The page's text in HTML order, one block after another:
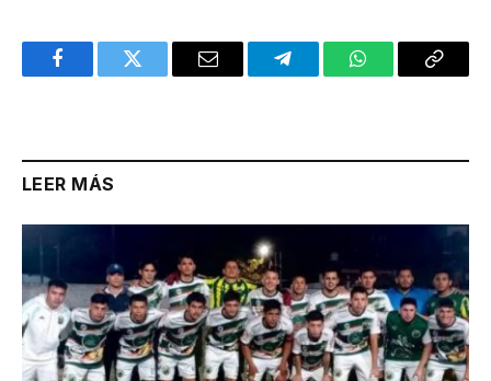
FacebookTwitter Email TelegramWhatsAppCopy
LEER MÁS